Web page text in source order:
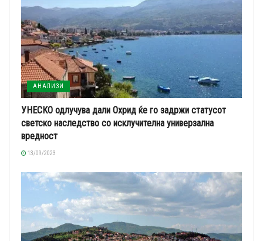
АНАЛИЗИ
УНЕСКО одлучува дали Охрид ќе го задржи статусот
светско наследство со исклучителна универзална
вредност
13/09/2023